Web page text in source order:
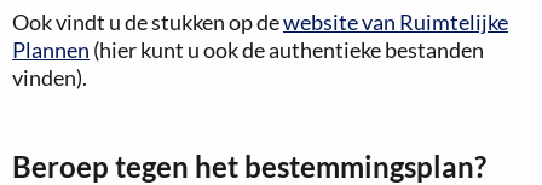
Ook vindt u de stukken op dewebsite van Ruimtelijke
Plannen (hier kunt u ook de authentieke bestanden
vinden).
Beroep tegen het bestemmingsplan?